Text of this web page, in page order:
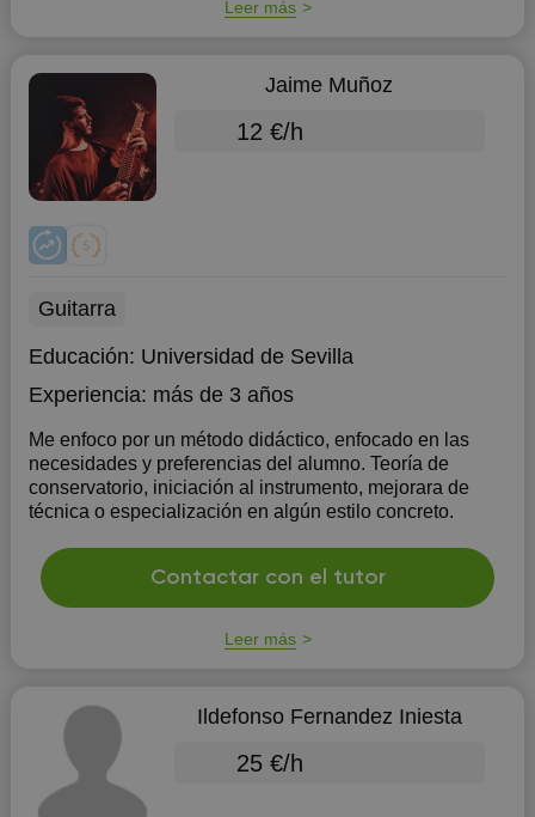
Leer más
Jaime Muñoz
12 €/h
Guitarra
Educación: Universidad de Sevilla
Experiencia: más de 3 años
Me enfoco por un método didáctico, enfocado en las
necesidades y preferencias del alumno. Teoría de
conservatorio, iniciación al instrumento, mejorara de
técnica o especialización en algún estilo concreto.
Contactar con el tutor
Leer más
Ildefonso Fernandez Iniesta
25 €/h